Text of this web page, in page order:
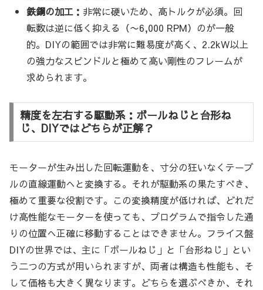
鉄鋼の加工：非常に硬いため、高トルクが必須。回
転数は逆に低く抑える（〜6,000 RPM）のが一般
的。DIYの範囲では非常に難易度が高く、2.2kW以上
の強力なスピンドルと極めて高い剛性のフレームが
求められます。
精度を左右する駆動系：ボールねじと台形ね
じ、DIYではどちらが正解？
モーターが生み出した回転運動を、寸分の狂いなくテーブ
ルの直線運動へと変換する。それが駆動系の果たすべき、
極めて重要な役割です。この変換精度が低ければ、どれだ
け高性能なモーターを使っても、プログラムで指令した通
りの位置へ正確に移動することはできません。フライス盤
DIYの世界では、主に「ボールねじ」と「台形ねじ」とい
う二つの方式が用いられますが、両者は構造も性能も、そ
して価格も大きく異なります。どちらを選ぶべきか、それ